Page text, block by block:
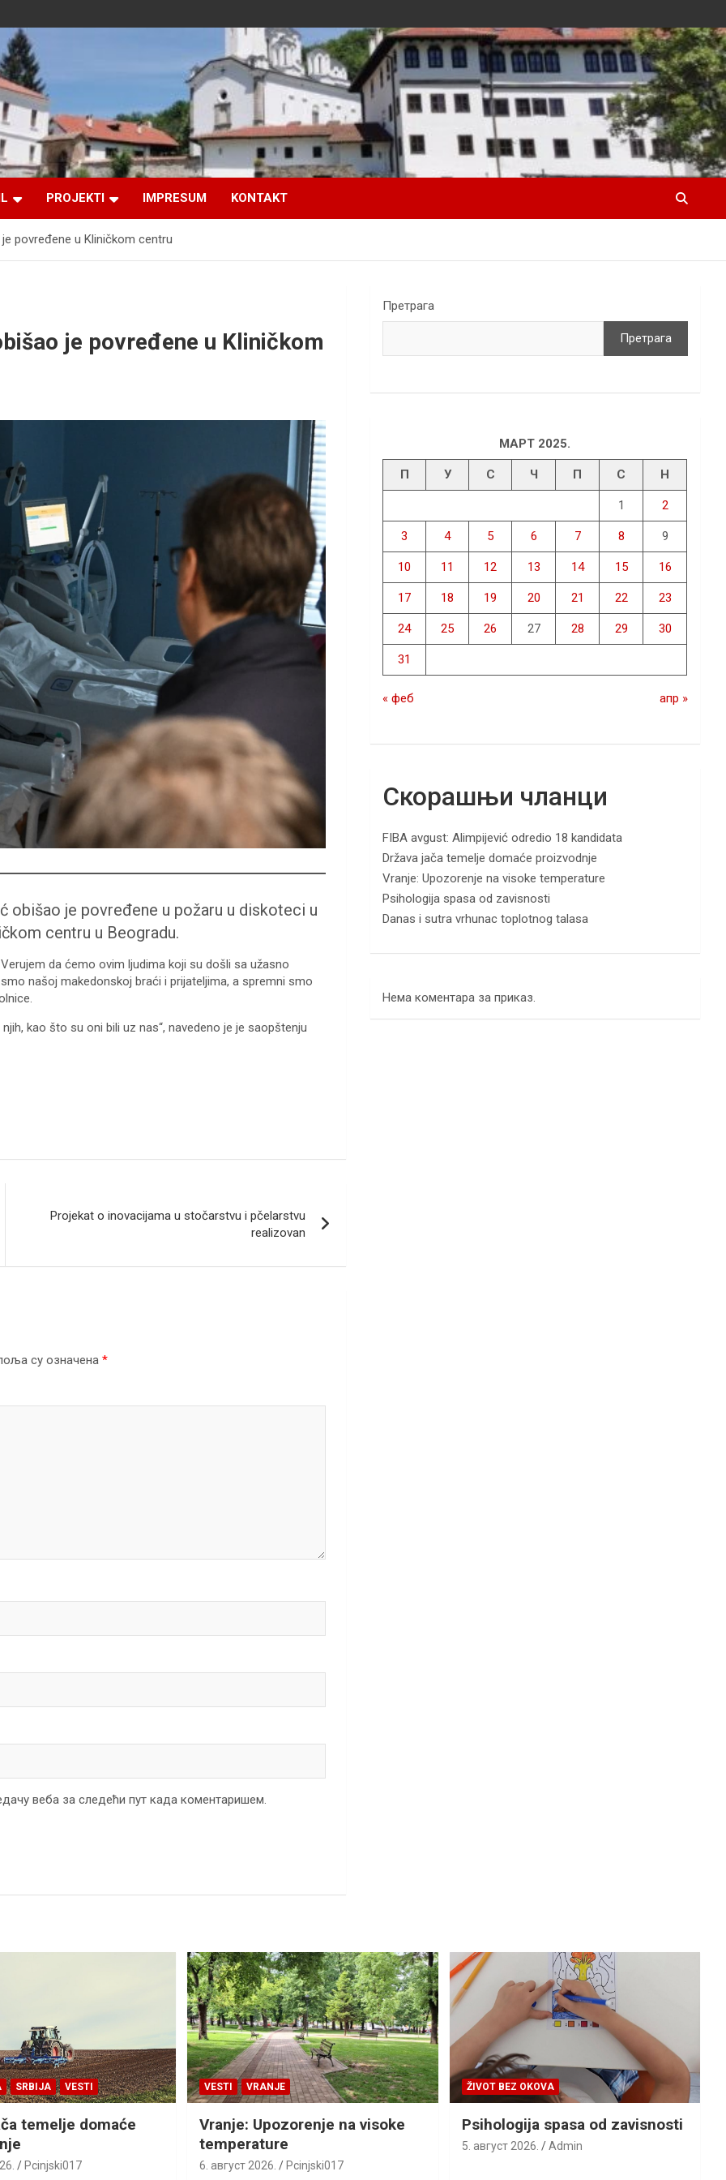
PROJEKTI IMPRESUM KONTAKT
povređene u Kliničkom centru
je povređene u Kliničkom
obišao je povređene u požaru u diskoteci u
centru u Beogradu.
da ćemo ovim ljudima koji su došli sa užasno
našoj makedonskoj braći i prijateljima, a spremni smo
kao što su oni bili uz nas“, navedeno je je saopštenju
Projekat o inovacijama u stočarstvu i pčelarstvu
realizovan
су означена *
веба за следећи пут када коментаришем.
Претрага
Претрага
МАРТ 2025.
П У С Ч П С Н
1 2
3 4 5 6 7 8 9
10 11 12 13 14 15 16
17 18 19 20 21 22 23
24 25 26 27 28 29 30
31
« феб апр »
Скорашњи чланци
FIBA avgust: Alimpijević odredio 18 kandidata
Država jača temelje domaće proizvodnje
Vranje: Upozorenje na visoke temperature
Psihologija spasa od zavisnosti
Danas i sutra vrhunac toplotnog talasa
Нема коментара за приказ.
SRBIJA VESTI
temelje domaće
Pcinjski017
VESTI VRANJE
Vranje: Upozorenje na visoke
temperature
6. август 2026. Pcinjski017
ŽIVOT BEZ OKOVA
Psihologija spasa od zavisnosti
5. август 2026. Admin